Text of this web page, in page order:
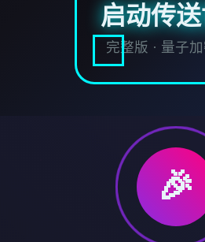
启动传
完整版 · 量子
🎉